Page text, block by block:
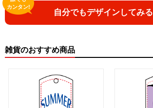
自分でもデザインしてみる
カンタン!
雑貨のおすすめ商品